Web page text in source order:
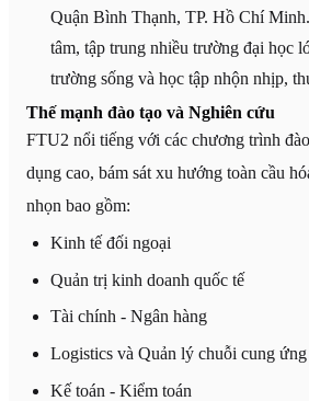
Quận Bình Thạnh, TP. Hồ Chí
tâm, tập trung nhiều trường đại học
trường sống và học tập nhộn nhịp,
Thế mạnh đào tạo và Nghiên cứu
FTU2 nổi tiếng với các chương trình
dụng cao, bám sát xu hướng toàn cầu
nhọn bao gồm:
Kinh tế đối ngoại
Quản trị kinh doanh quốc tế
Tài chính - Ngân hàng
Logistics và Quản lý chuỗi cung ứng
Kế toán - Kiểm toán